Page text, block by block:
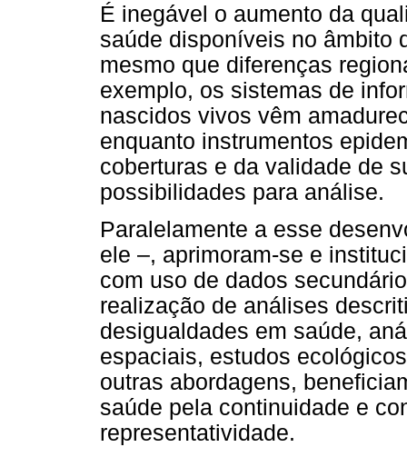
É inegável o aumento da
saúde disponíveis no âmbito
mesmo que diferenças
exemplo, os sistemas de
nascidos vivos vêm
enquanto instrumentos
coberturas e da validade de
possibilidades para análise.
Paralelamente a esse
ele –, aprimoram-se e
com uso de dados
realização de análises
desigualdades em saúde,
espaciais, estudos
outras abordagens,
saúde pela continuidade e
representatividade.